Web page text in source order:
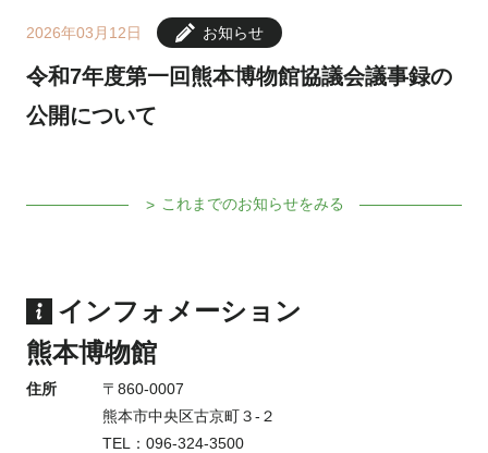
2026年03月12日 お知らせ
令和7年度第一回熊本博物館協議会議事録の
公開について
これまでのお知らせをみる
インフォメーション
熊本博物館
住所
〒860-0007
熊本市中央区古京町３-２
TEL：096-324-3500